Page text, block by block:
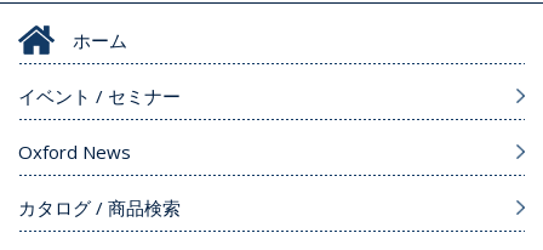
ホーム
イベント / セミナー
Oxford News
カタログ / 商品検索